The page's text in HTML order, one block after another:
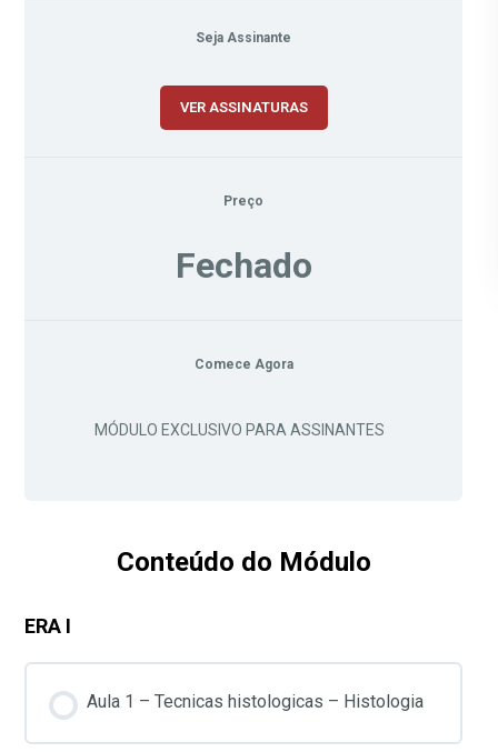
Seja Assinante
VER ASSINATURAS
Preço
Fechado
Comece Agora
MÓDULO EXCLUSIVO PARA ASSINANTES
Conteúdo do Módulo
ERA I
Aula 1 – Tecnicas histologicas – Histologia